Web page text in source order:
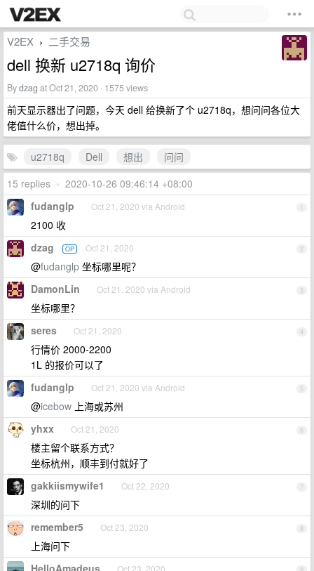
V2EX › 二手交易
dell 换新 u2718q 询价
Bydzag at Oct 21, 2020 · 1575 views
前天显示器出了问题，今天 dell 给换新了个 u2718q，想问问各位大
佬值什么价，想出掉。
u2718q Dell 想出
问问
15 replies • 2020-10-26 09:46:14 +08:00
1
fudanglp Oct 21, 2020 via Android
2100 收
2
dzag OP Oct 21, 2020
@fudanglp 坐标哪里呢？
3
DamonLin Oct 21, 2020 via Android
坐标哪里？
4
seres Oct 21, 2020
行情价 2000-2200
1L 的报价可以了
5
fudanglp Oct 21, 2020 via Android
@icebow 上海或苏州
6
yhxx Oct 21, 2020
楼主留个联系方式？
坐标杭州，顺丰到付就好了
7
gakkiismywife1 Oct 22, 2020
深圳的问下
8
remember5 Oct 23, 2020
上海问下
HelloAmadeus Oct 23, 2020